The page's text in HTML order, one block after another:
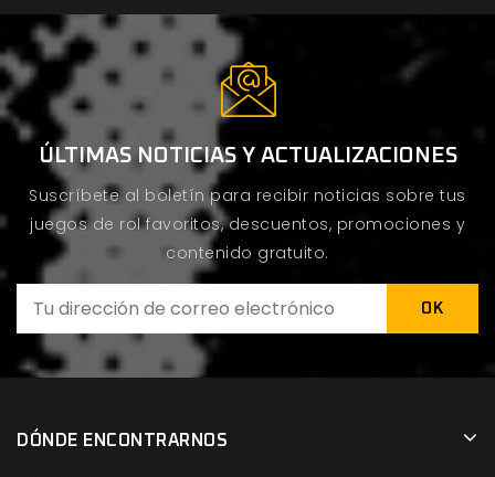
ÚLTIMAS NOTICIAS Y ACTUALIZACIONES
Suscríbete al boletín para recibir noticias sobre tus
juegos de rol favoritos, descuentos, promociones y
contenido gratuito.
DÓNDE ENCONTRARNOS